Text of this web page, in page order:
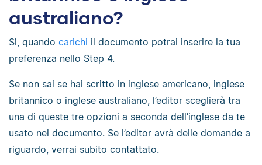
australiano?
Sì, quando carichi il documento potrai inserire la tua
preferenza nello Step 4.
Se non sai se hai scritto in inglese americano, inglese
britannico o inglese australiano, l’editor sceglierà tra
una di queste tre opzioni a seconda dell’inglese da te
usato nel documento. Se l’editor avrà delle domande a
riguardo, verrai subito contattato.